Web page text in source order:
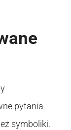
pytania
symboliki.